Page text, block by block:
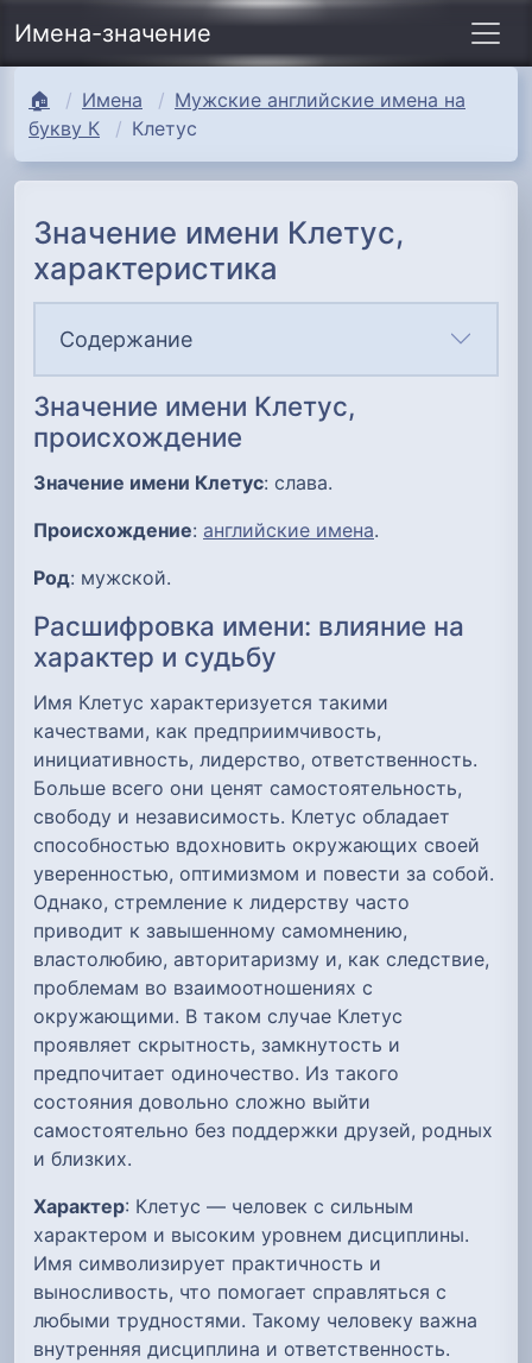
Имена-значение
🏠 Имена
Мужские английские имена на
букву К
Клетус
Значение имени Клетус,
характеристика
Содержание
Значение имени Клетус,
происхождение
Значение имени Клетус: слава.
Происхождение: английские имена.
Род: мужской.
Расшифровка имени: влияние на
характер и судьбу
Имя Клетус характеризуется такими
качествами, как предприимчивость,
инициативность, лидерство, ответственность.
Больше всего они ценят самостоятельность,
свободу и независимость. Клетус обладает
способностью вдохновить окружающих своей
уверенностью, оптимизмом и повести за собой.
Однако, стремление к лидерству часто
приводит к завышенному самомнению,
властолюбию, авторитаризму и, как следствие,
проблемам во взаимоотношениях с
окружающими. В таком случае Клетус
проявляет скрытность, замкнутость и
предпочитает одиночество. Из такого
состояния довольно сложно выйти
самостоятельно без поддержки друзей, родных
и близких.
Характер: Клетус — человек с сильным
характером и высоким уровнем дисциплины.
Имя символизирует практичность и
выносливость, что помогает справляться с
любыми трудностями. Такому человеку важна
внутренняя дисциплина и ответственность.